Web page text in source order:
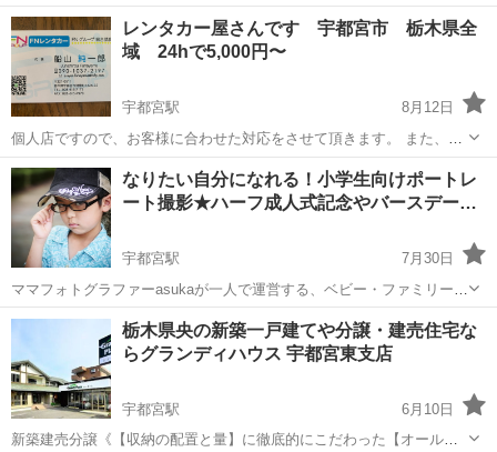
人工芝で解決致します！ このような方におすすめ！ 1.ペットを遊ば
せてあげたい方！！ 2.庭のお手入れでお困りの方！ 3.虫や、野良猫の
糞尿でお困...
栃木 宇都宮市 宇都宮駅 人工芝
レンタカー屋さんです 宇都宮市 栃木県全
域 24hで5,000円〜
宇都宮駅
8月12日
個人店ですので、お客様に合わせた対応をさせて頂きます。 また、事
故やレッカー、有事の際の保険の使い方なども、長年の経験で、よい
情報をお伝えする事もできると思います。 どうぞ、よろしくお願い致
します。 FNレンタカーでは...
栃木 宇都宮市 宇都宮駅 その他 レンタカー
なりたい自分になれる！小学生向けポートレ
ート撮影★ハーフ成人式記念やバースデー…
宇都宮駅
7月30日
ママフォトグラファーasukaが一人で運営する、ベビー・ファミリー向
けの小さな隠れ家フォトスタジオ「ピースフルタイム」です♪ 「自分
の言葉で」考えられる・伝えることができるようになってきた、小学
生くらいのお子様のた...
栃木 宇都宮市 宇都宮駅 その他
栃木県央の新築一戸建てや分譲・建売住宅な
らグランディハウス 宇都宮東支店
宇都宮駅
6月10日
新築建売分譲《【収納の配置と量】に徹底的にこだわった【オール電